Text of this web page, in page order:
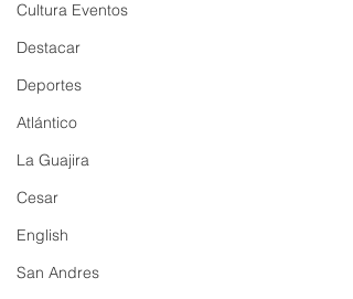
Cultura Eventos
Destacar
Deportes
Atlántico
La Guajira
Cesar
English
San Andres